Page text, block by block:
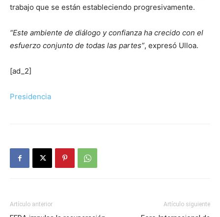
trabajo que se están estableciendo progresivamente.
“Este ambiente de diálogo y confianza ha crecido con el
esfuerzo conjunto de todas las partes”, expresó Ulloa.
[ad_2]
Presidencia
Artículo anterior Artículo siguiente